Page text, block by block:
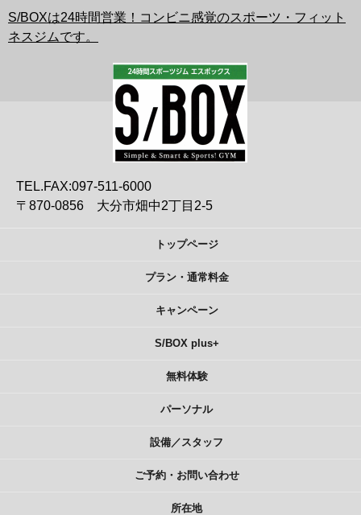
S/BOXは24時間営業！コンビニ感覚のスポーツ・フィット
ネスジムです。
TEL.FAX:097-511-6000
〒870-0856 大分市畑中2丁目2-5
トップページ
プラン・通常料金
キャンペーン
S/BOX plus+
無料体験
パーソナル
設備／スタッフ
ご予約・お問い合わせ
所在地